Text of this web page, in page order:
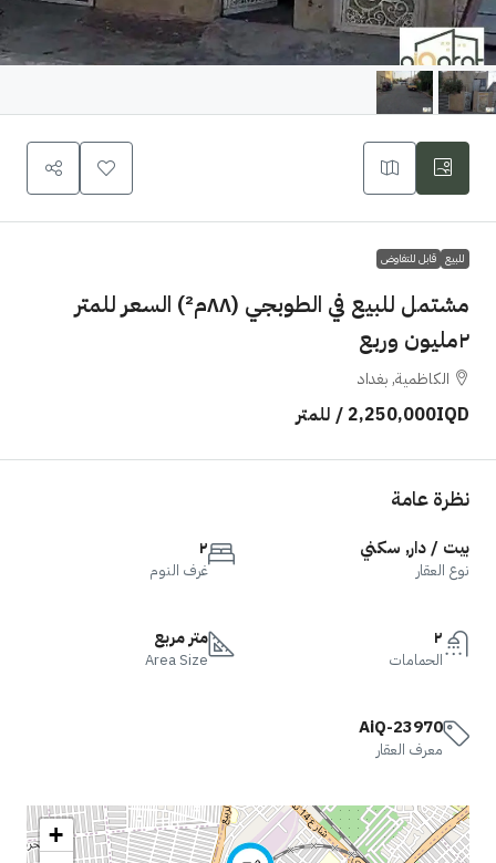
للبيع قابل للتفاوض
مشتمل للبيع في الطوبجي (٨٨م²) السعر للمتر
٢مليون وربع
الكاظمية, بغداد
2,250,000IQD / للمتر
نظرة عامة
بيت / دار, سكني
نوع العقار
٢
غرف النوم
٢
الحمامات
متر مربع
Area Size
AiQ-23970
معرف العقار
+